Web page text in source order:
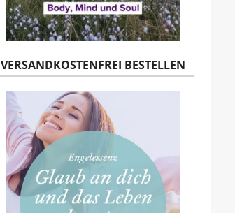
VERSANDKOSTENFREI BESTELLEN